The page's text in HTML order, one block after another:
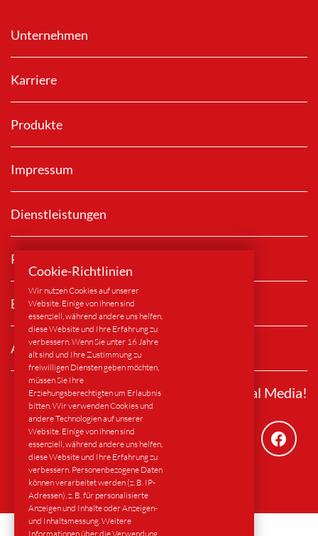
Unternehmen
Karriere
Produkte
Impressum
Dienstleistungen
Rechtliche Hinweise
Branchen
AGB
Folgen Sie uns auf Social Media!
Cookie-Richtlinien
Wir nutzen Cookies auf unserer
Website. Einige von ihnen sind
essenziell, während andere uns helfen,
diese Website und Ihre Erfahrung zu
verbessern. Wenn Sie unter 16 Jahre
alt sind und Ihre Zustimmung zu
freiwilligen Diensten geben möchten,
müssen Sie Ihre
Erziehungsberechtigten um Erlaubnis
bitten. Wir verwenden Cookies und
andere Technologien auf unserer
Website. Einige von ihnen sind
essenziell, während andere uns helfen,
diese Website und Ihre Erfahrung zu
verbessern. Personenbezogene Daten
können verarbeitet werden (z. B. IP-
Adressen), z. B. für personalisierte
Anzeigen und Inhalte oder Anzeigen-
und Inhaltsmessung. Weitere
Informationen über die Verwendung